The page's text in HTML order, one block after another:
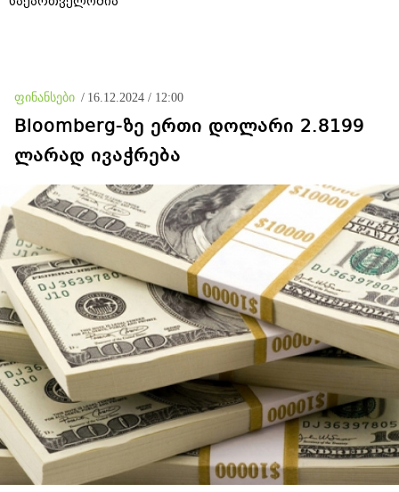
ფინანსები / 16.12.2024 / 12:00
Bloomberg-ზე ერთი დოლარი 2.8199
ლარად ივაჭრება